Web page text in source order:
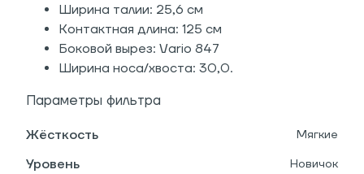
Ширина талии: 25,6 см
Контактная длина: 125 см
Боковой вырез: Vario 847
Ширина носа/хвоста: 30,0.
Параметры фильтра
Жёсткость Мягкие
Уровень
Новичок